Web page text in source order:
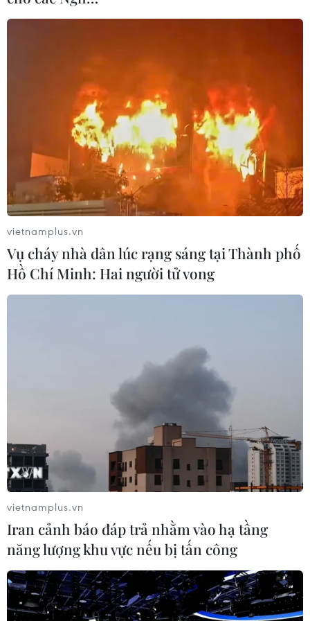
#nông sản
#vải thiều
#Khu kinh tế tỉnh Lào Cai
#COVID-19
Lào Cai
Trung Quốc
TIN LIÊN QUAN
vietnamplus.vn
Vụ cháy nhà dân lúc rạng sáng tại Thành phố
Hồ Chí Minh: Hai người tử vong
vietnamplus.vn
Iran cảnh báo đáp trả nhằm vào hạ tầng
năng lượng khu vực nếu bị tấn công